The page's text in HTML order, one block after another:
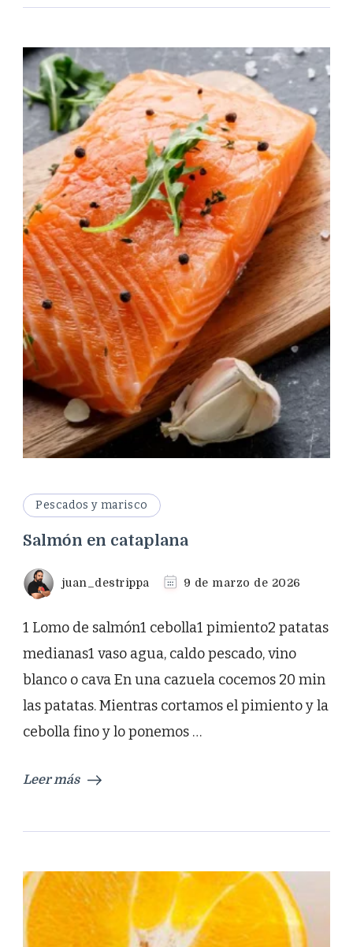
Pescados y marisco
Salmón en cataplana
juan_destrippa 9 de marzo de 2026
1 Lomo de salmón1 cebolla1 pimiento2 patatas
medianas1 vaso agua, caldo pescado, vino
blanco o cava En una cazuela cocemos 20 min
las patatas. Mientras cortamos el pimiento y la
cebolla fino y lo ponemos …
Leer más